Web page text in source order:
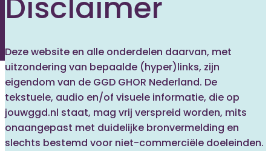
Deze website en alle onderdelen daarvan, met
uitzondering van bepaalde (hyper)links, zijn
eigendom van de GGD GHOR Nederland. De
tekstuele, audio en/of visuele informatie, die op
jouwggd.nl staat, mag vrij verspreid worden, mits
onaangepast met duidelijke bronvermelding en
slechts bestemd voor niet-commerciële doeleinden.